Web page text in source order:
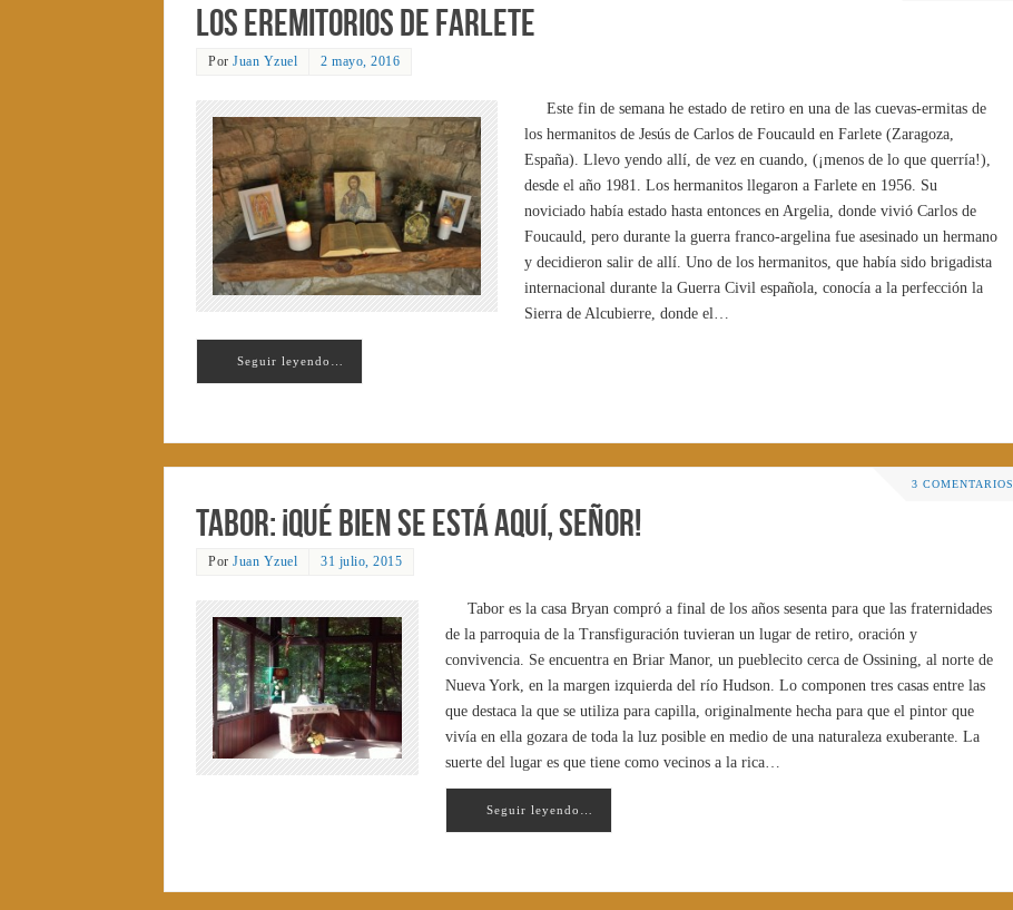
Los eremitorios de Farlete
Por Juan Yzuel 2 mayo, 2016
Este fin de semana he estado de retiro en una de las cuevas-ermitas de
los hermanitos de Jesús de Carlos de Foucauld en Farlete (Zaragoza,
España). Llevo yendo allí, de vez en cuando, (¡menos de lo que querría!),
desde el año 1981. Los hermanitos llegaron a Farlete en 1956. Su
noviciado había estado hasta entonces en Argelia, donde vivió Carlos de
Foucauld, pero durante la guerra franco-argelina fue asesinado un hermano
y decidieron salir de allí. Uno de los hermanitos, que había sido brigadista
internacional durante la Guerra Civil española, conocía a la perfección la
Sierra de Alcubierre, donde el…
Seguir leyendo…
3 COMENTARIOS
Tabor: ¡qué bien se está aquí, Señor!
Por Juan Yzuel 31 julio, 2015
Tabor es la casa Bryan compró a final de los años sesenta para que las fraternidades
de la parroquia de la Transfiguración tuvieran un lugar de retiro, oración y
convivencia. Se encuentra en Briar Manor, un pueblecito cerca de Ossining, al norte de
Nueva York, en la margen izquierda del río Hudson. Lo componen tres casas entre las
que destaca la que se utiliza para capilla, originalmente hecha para que el pintor que
vivía en ella gozara de toda la luz posible en medio de una naturaleza exuberante. La
suerte del lugar es que tiene como vecinos a la rica…
Seguir leyendo…